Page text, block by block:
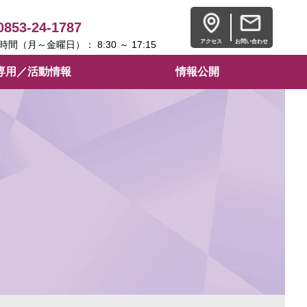
24-1787
間（月～金曜日）： 8:30 ～ 17:15 アクセス お問い合わせ
用／活動情報 情報公開